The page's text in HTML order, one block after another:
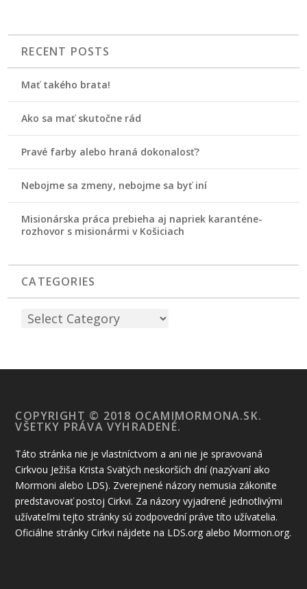
RECENT POSTS
Mať takého brata!
Ako sa mať skutočne rád
Pravé farby alebo hraná dokonalosť?
Nebojme sa zmeny, nebojme sa byť iní
Misionárska práca prebieha aj napriek karanténe-
rozhovor s misionármi v Košiciach
CATEGORIES
COPYRIGHT © 2018 OCAMIMORMONA.SK.
VŠETKY PRÁVA VYHRADENÉ.
Táto stránka nie je vlastníctvom a ani nie je spravovaná
Cirkvou Ježiša Krista Svätých neskorších dní (nazývaní ako
Mormoni alebo LDS). Zverejnené názory nemusia zákonite
predstavovať postoj Cirkvi. Za názory vyjadrené jednotlivými
užívateľmi tejto stránky sú zodpovední práve títo užívatelia.
Oficiálne stránky Cirkvi nájdete na LDS.org alebo Mormon.org.